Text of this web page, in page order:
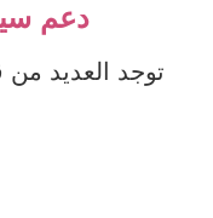
دعم
توجد العديد